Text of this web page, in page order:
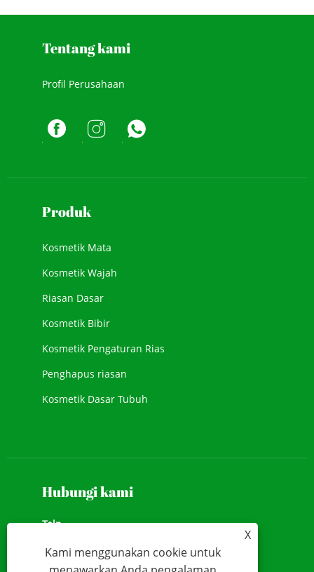
Tentang kami
Profil Perusahaan
Produk
Kosmetik Mata
Kosmetik Wajah
Riasan Dasar
Kosmetik Bibir
Kosmetik Pengaturan Rias
Penghapus riasan
Kosmetik Dasar Tubuh
Hubungi kami
Telp
X
Kami menggunakan cookie untuk